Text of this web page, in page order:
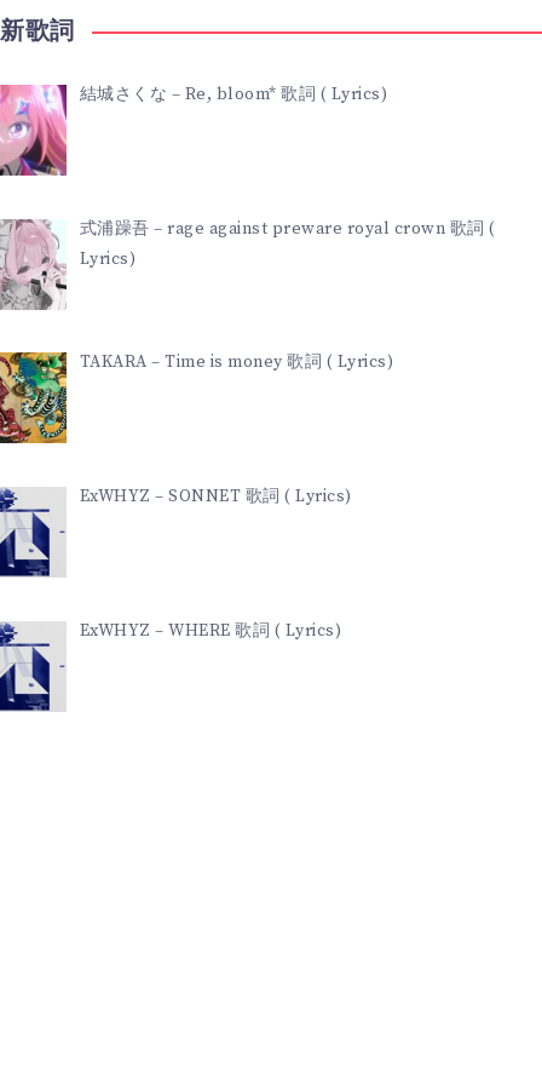
歌詞
結城さくな – Re, bloom* 歌詞 ( Lyrics)
式浦躁吾 – rage against preware royal crown 歌詞 (
Lyrics)
TAKARA – Time is money 歌詞 ( Lyrics)
ExWHYZ – SONNET 歌詞 ( Lyrics)
ExWHYZ – WHERE 歌詞 ( Lyrics)